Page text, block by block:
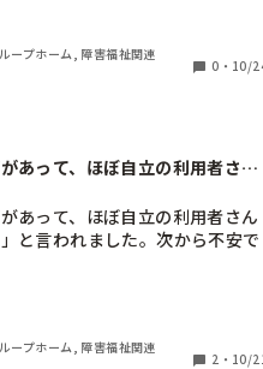
持ってるのかもしれません
いうところですが、他にもとん
てモヤっとするのと同時に怖く
人多いなと。
が、なんか自分もあんなに裏で
ープホーム, 障害福祉関連
0 ・ 10/
あって、ほぼ自立の利用者さん
あって、ほぼ自立の利用者さん
と言われました。次から不安で
あると、頑張ろうってなりま
ープホーム, 障害福祉関連
2 ・ 10/